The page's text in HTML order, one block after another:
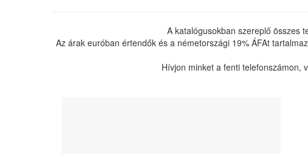
A katalógusokban szereplő összes
Az árak euróban értendők és a németországi 19% ÁFAt
Hívjon minket a fenti telefonszámon,